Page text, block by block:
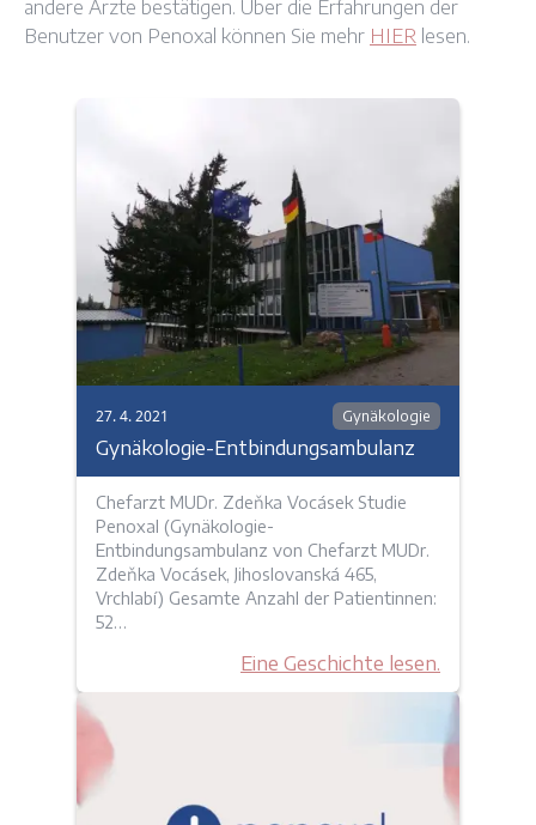
andere Ärzte bestätigen. Über die Erfahrungen der
Benutzer von Penoxal können Sie mehr HIER lesen.
27. 4. 2021 Gynäkologie
Gynäkologie-Entbindungsambulanz
Chefarzt MUDr. Zdeňka Vocásek Studie
Penoxal (Gynäkologie-
Entbindungsambulanz von Chefarzt MUDr.
Zdeňka Vocásek, Jihoslovanská 465,
Vrchlabí) Gesamte Anzahl der Patientinnen:
52…
Eine Geschichte lesen.